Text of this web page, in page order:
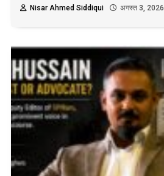
Nisar Ahmed Siddiqui
अगस्त 3, 2026